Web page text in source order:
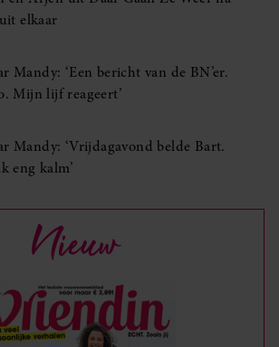
elkaar
Mandy: ‘Een bericht van de BN’er.
Mijn lijf reageert’
Mandy: ‘Vrijdagavond belde Bart.
eng kalm’
Nieuw